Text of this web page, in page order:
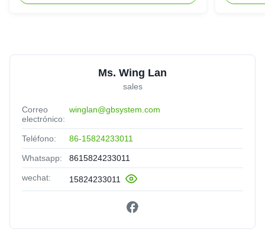
Ms. Wing Lan
sales
Correo
electrónico:
winglan@gbsystem.com
Teléfono: 86-15824233011
Whatsapp: 8615824233011
wechat: 15824233011